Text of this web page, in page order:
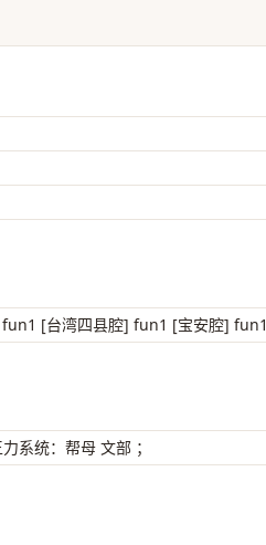
[台湾四县腔] fun1 [宝安腔] fun1
系统：帮母 文部 ；